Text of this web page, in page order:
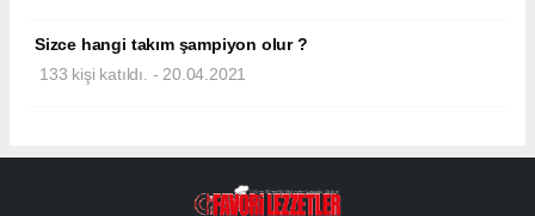
Sizce hangi takım şampiyon olur ?
133 kişi katıldı. - 20.04.2021